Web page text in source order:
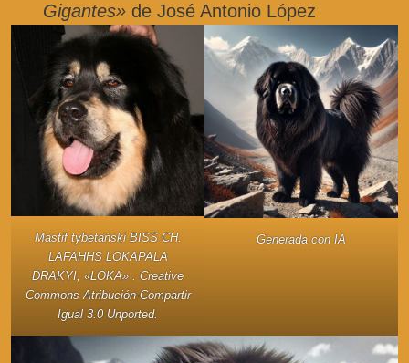
Gigantes» de José Antonio López
Mastif tybetański BISS CH.
LAFAHHS LOKAPALA
DRAKYI, «LOKA» . Creative
Commons Atribución-Compartir
Igual 3.0 Unported.
Generada con IA